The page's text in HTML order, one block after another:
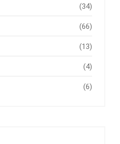
(34)
(66)
(13)
(4)
(6)